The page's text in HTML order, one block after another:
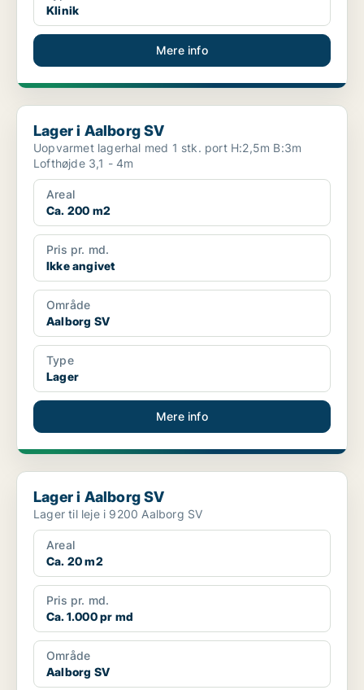
Klinik
Mere info
Lager i Aalborg SV
Lager i Aalborg SV
Uopvarmet lagerhal med 1 stk. port H:2,5m B:3m
Lofthøjde 3,1 - 4m
Areal
Ca. 200 m2
Pris pr. md.
Ikke angivet
Område
Aalborg SV
Type
Lager
Mere info
Lager i Aalborg SV
Lager i Aalborg SV
Lager til leje i 9200 Aalborg SV
Areal
Ca. 20 m2
Pris pr. md.
Ca. 1.000 pr md
Område
Aalborg SV